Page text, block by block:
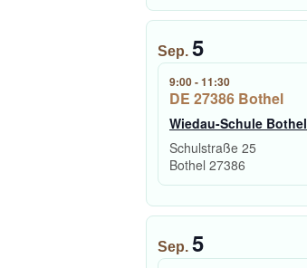
Sep. 5
9:00-11:30
DE 27386 Bothel
Wiedau-Schule Bothel
Schulstraße 25
Bothel 27386
Sep. 5